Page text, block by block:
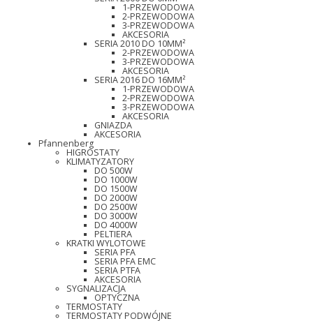
1-PRZEWODOWA
2-PRZEWODOWA
3-PRZEWODOWA
AKCESORIA
SERIA 2010 DO 10MM²
2-PRZEWODOWA
3-PRZEWODOWA
AKCESORIA
SERIA 2016 DO 16MM²
1-PRZEWODOWA
2-PRZEWODOWA
3-PRZEWODOWA
AKCESORIA
GNIAZDA
AKCESORIA
Pfannenberg
HIGROSTATY
KLIMATYZATORY
DO 500W
DO 1000W
DO 1500W
DO 2000W
DO 2500W
DO 3000W
DO 4000W
PELTIERA
KRATKI WYLOTOWE
SERIA PFA
SERIA PFA EMC
SERIA PTFA
AKCESORIA
SYGNALIZACJA
OPTYCZNA
TERMOSTATY
TERMOSTATY PODWÓJNE